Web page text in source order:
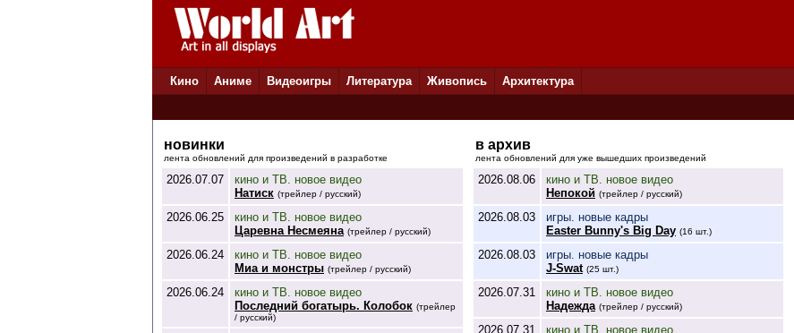
Кино Аниме Видеоигры Литература Живопись Архитектура
новинки
лента обновлений для произведений в разработке
2026.07.07
кино и ТВ. новое видео
Натиск (трейлер / русский)
2026.06.25
кино и ТВ. новое видео
Царевна Несмеяна (трейлер / русский)
2026.06.24
кино и ТВ. новое видео
Миа и монстры (трейлер / русский)
2026.06.24
кино и ТВ. новое видео
Последний богатырь. Колобок (трейлер
/ русский)
в архив
лента обновлений для уже вышедших произведений
2026.08.06
кино и ТВ. новое видео
Непокой (трейлер / русский)
2026.08.03
игры. новые кадры
Easter Bunny's Big Day (16 шт.)
2026.08.03
игры. новые кадры
J-Swat (25 шт.)
2026.07.31
кино и ТВ. новое видео
Надежда (трейлер / русский)
2026.07.31
кино и ТВ. новое видео